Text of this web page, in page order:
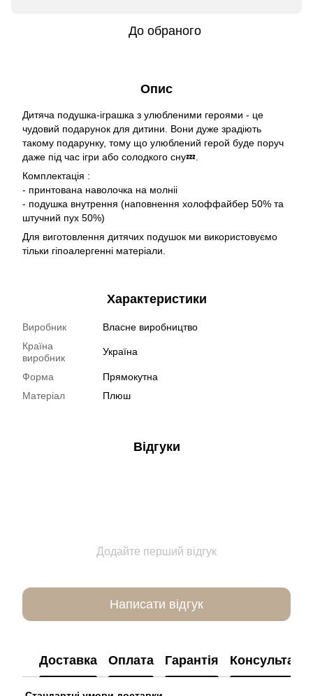
До обраного
Опис
Дитяча подушка-іграшка з улюбленими героями - це
чудовий подарунок для дитини. Вони дуже зрадіють
такому подарунку, тому що улюблений герой буде поруч
даже під час ігри або солодкого сну💤.
Комплектація :
- принтована наволочка на молніі
- подушка внутрення (наповнення холоффайбер 50% та
штучний пух 50%)
Для виготовлення дитячих подушок ми використовуємо
тільки гіпоалергенні матеріали.
Характеристики
Виробник
Власне виробництво
Країна
виробник
Україна
Форма
Прямокутна
Матеріал
Плюш
Відгуки
Додайте перший відгук
Написати відгук
Доставка Оплата Гарантія Консультація